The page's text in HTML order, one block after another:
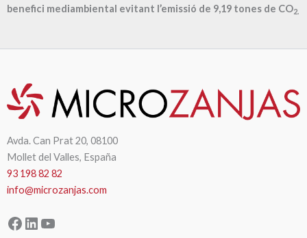
benefici mediambiental evitant l’emissió de 9,19 tones de CO2.
Avda. Can Prat 20, 08100
Mollet del Valles, España
93 198 82 82
info@microzanjas.com
Facebook
LinkedIn
YouTube